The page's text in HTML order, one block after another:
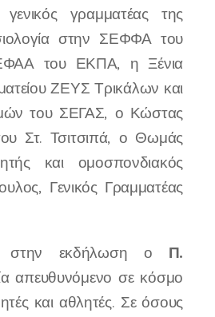
γραμματέας της
στην ΣΕΦΦΑ του
του ΕΚΠΑ, η Ξένια
ΖΕΥΣ Τρικάλων και
του ΣΕΓΑΣ, ο Κώστας
Στ. Τσιτσιπά, ο Θωμάς
και ομοσπονδιακός
Γενικός Γραμματέας
στην εκδήλωση ο Π.
απευθυνόμενο σε κόσμο
και αθλητές. Σε όσους